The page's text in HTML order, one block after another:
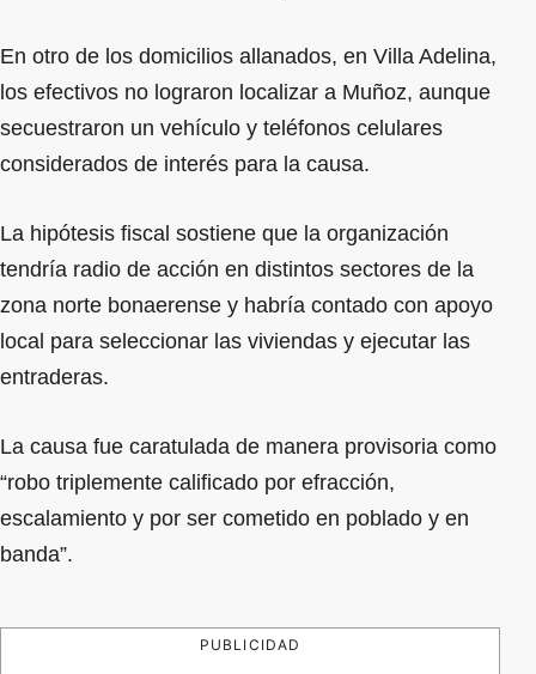
En otro de los domicilios allanados, en Villa Adelina,
los efectivos no lograron localizar a Muñoz, aunque
secuestraron un vehículo y teléfonos celulares
considerados de interés para la causa.
La hipótesis fiscal sostiene que la organización
tendría radio de acción en distintos sectores de la
zona norte bonaerense y habría contado con apoyo
local para seleccionar las viviendas y ejecutar las
entraderas.
La causa fue caratulada de manera provisoria como
“robo triplemente calificado por efracción,
escalamiento y por ser cometido en poblado y en
banda”.
PUBLICIDAD